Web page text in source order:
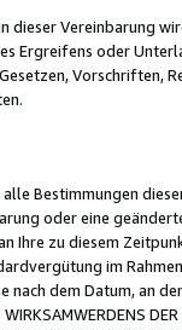
dieser Vereinbarung
Ergreifens oder
Vorschriften,
Bestimmungen
oder eine
Ihre zu diesem
im
dem Datum, an